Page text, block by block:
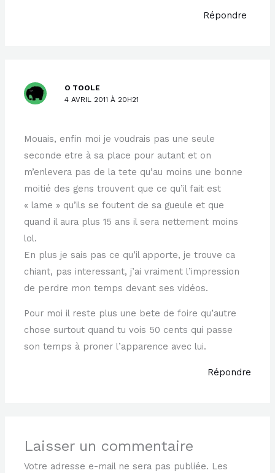
Répondre
O TOOLE
4 AVRIL 2011 À 20H21
Mouais, enfin moi je voudrais pas une seule
seconde etre à sa place pour autant et on
m’enlevera pas de la tete qu’au moins une bonne
moitié des gens trouvent que ce qu’il fait est
« lame » qu’ils se foutent de sa gueule et que
quand il aura plus 15 ans il sera nettement moins
lol.
En plus je sais pas ce qu’il apporte, je trouve ca
chiant, pas interessant, j’ai vraiment l’impression
de perdre mon temps devant ses vidéos.
Pour moi il reste plus une bete de foire qu’autre
chose surtout quand tu vois 50 cents qui passe
son temps à proner l’apparence avec lui.
Répondre
Laisser un commentaire
Votre adresse e-mail ne sera pas publiée. Les